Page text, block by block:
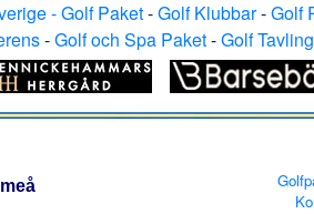
- Golf Paket-Golf Klubbar-Golf
-Golf och Spa Paket-Golf